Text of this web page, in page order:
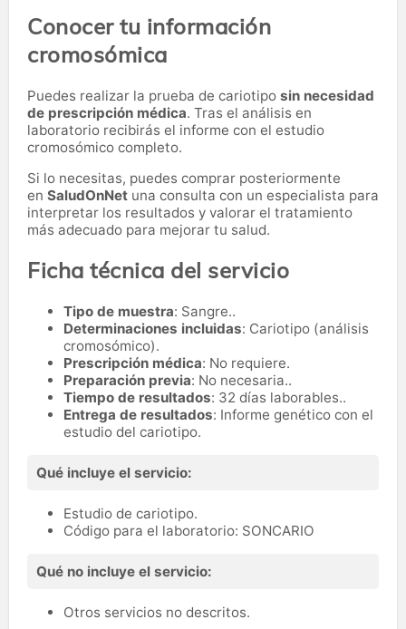
Conocer tu información
cromosómica
Puedes realizar la prueba de cariotipo sin necesidad
de prescripción médica. Tras el análisis en
laboratorio recibirás el informe con el estudio
cromosómico completo.
Si lo necesitas, puedes comprar posteriormente
en SaludOnNet una consulta con un especialista para
interpretar los resultados y valorar el tratamiento
más adecuado para mejorar tu salud.
Ficha técnica del servicio
Tipo de muestra: Sangre..
Determinaciones incluidas: Cariotipo (análisis
cromosómico).
Prescripción médica: No requiere.
Preparación previa: No necesaria..
Tiempo de resultados: 32 días laborables..
Entrega de resultados: Informe genético con el
estudio del cariotipo.
Qué incluye el servicio:
Estudio de cariotipo.
Código para el laboratorio: SONCARIO
Qué no incluye el servicio:
Otros servicios no descritos.